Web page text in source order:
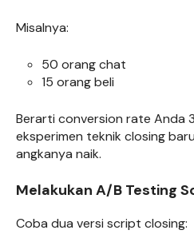
Misalnya:
50 orang chat
15 orang beli
Berarti conversion rate Anda
eksperimen teknik closing
angkanya naik.
Melakukan A/B Testing
Coba dua versi script closing: